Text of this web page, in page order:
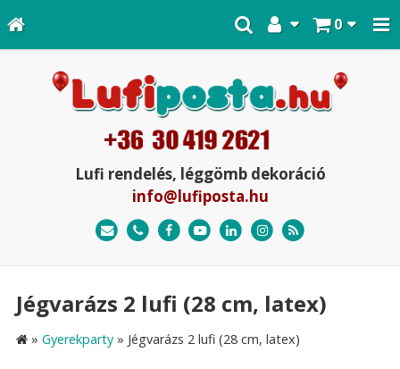
0
Lufi rendelés, léggömb dekoráció
info@lufiposta.hu
Jégvarázs 2 lufi (28 cm, latex)
» Gyerekparty » Jégvarázs 2 lufi (28 cm, latex)